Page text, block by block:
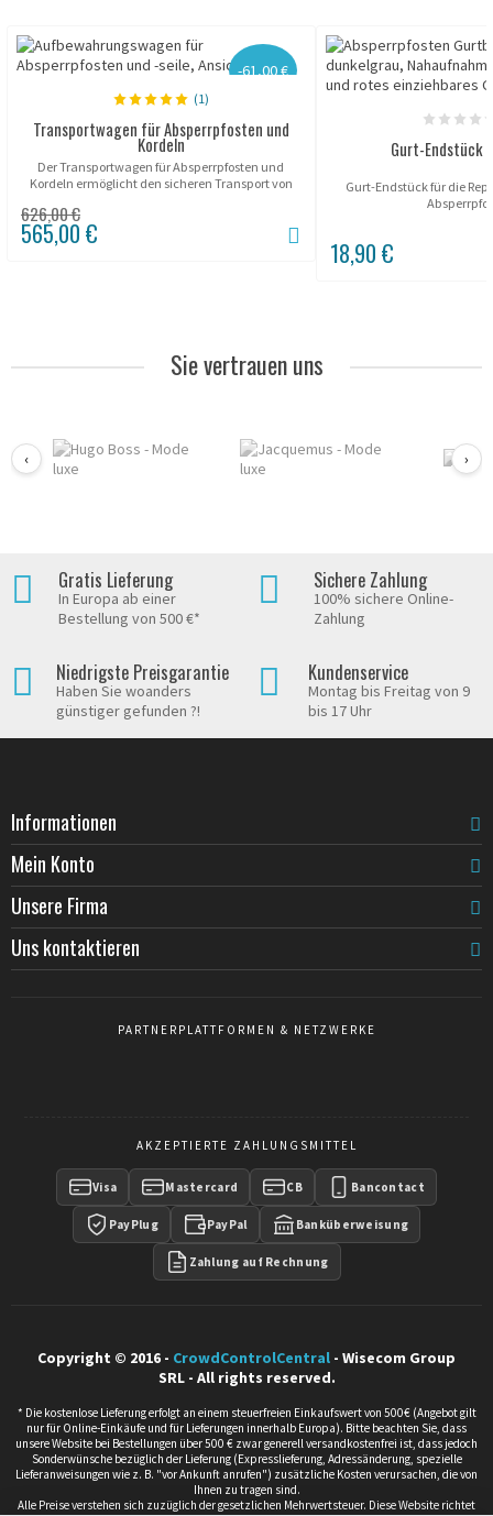
-61,00 €
(1)
Transportwagen für Absperrpfosten und
Kordeln
Der Transportwagen für Absperrpfosten und
Kordeln ermöglicht den sicheren Transport von
ergonomischem Design. Ausgestattet mit...
626,00 €
565,00 €
Gurt-
Gurt-Endstück für die
18,90 €
Sie vertrauen uns
‹ ›
Gratis Lieferung
In Europa ab einer
Bestellung von 500 €*
Sichere Zahlung
100% sichere Online-
Zahlung
Niedrigste Preisgarantie
Haben Sie woanders
günstiger gefunden ?!
Kundenservice
Montag bis Freitag von 9
bis 17 Uhr
Informationen
Mein Konto
Unsere Firma
Uns kontaktieren
PARTNERPLATTFORMEN & NETZWERKE
AKZEPTIERTE ZAHLUNGSMITTEL
Visa Mastercard CB Bancontact
PayPlug PayPal Banküberweisung
Zahlung auf Rechnung
Copyright © 2016 - CrowdControlCentral - Wisecom Group
SRL - All rights reserved.
* Die kostenlose Lieferung erfolgt an einem steuerfreien Einkaufswert von 500€ (Angebot gilt
nur für Online-Einkäufe und für Lieferungen innerhalb Europa). Bitte beachten Sie, dass
unsere Website bei Bestellungen über 500 € zwar generell versandkostenfrei ist, dass jedoch
Sonderwünsche bezüglich der Lieferung (Expresslieferung, Adressänderung, spezielle
Lieferanweisungen wie z. B. "vor Ankunft anrufen") zusätzliche Kosten verursachen, die von
Ihnen zu tragen sind.
Alle Preise verstehen sich zuzüglich der gesetzlichen Mehrwertsteuer. Diese Website richtet